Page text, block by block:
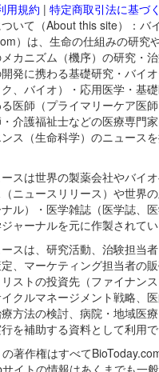
用規約 | 特定商取引法に基づ
いて（About this site）：バ
）は、生命の仕組みの研究
カニズム（機序）の研究・治
発に携わる基礎研究・バイ
ク、バイオ）・応用医学・基
医師（プライマリーケア医
介護福祉士などの医療専門
ス（生命科学）のニュース
スは世界の製薬会社やバイ
ニュースリリース）や世界
ナル）・医学雑誌（医学誌、
ャーナルを元に作製されてい
スは、研究活動、治験担当
、マーケティング担当者の
ストの投資先（ファイナン
クルマネージメント戦略、
方法の検討、病院・地域医
を補助する資料として利用で
著作権はすべて